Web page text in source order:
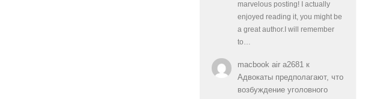
marvelous posting! I actually
enjoyed reading it, you might be
a great author.I will remember
to…
macbook air a2681к
Адвокаты предполагают, что
возбуждение уголовного